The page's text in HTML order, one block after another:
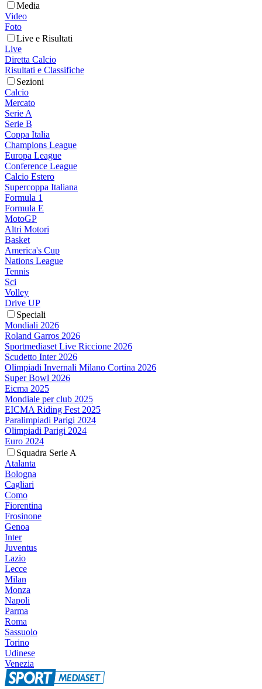
Media
Video
Foto
Live e Risultati
Live
Diretta Calcio
Risultati e Classifiche
Sezioni
Calcio
Mercato
Serie A
Serie B
Coppa Italia
Champions League
Europa League
Conference League
Calcio Estero
Supercoppa Italiana
Formula 1
Formula E
MotoGP
Altri Motori
Basket
America's Cup
Nations League
Tennis
Sci
Volley
Drive UP
Speciali
Mondiali 2026
Roland Garros 2026
Sportmediaset Live Riccione 2026
Scudetto Inter 2026
Olimpiadi Invernali Milano Cortina 2026
Super Bowl 2026
Eicma 2025
Mondiale per club 2025
EICMA Riding Fest 2025
Paralimpiadi Parigi 2024
Olimpiadi Parigi 2024
Euro 2024
Squadra Serie A
Atalanta
Bologna
Cagliari
Como
Fiorentina
Frosinone
Genoa
Inter
Juventus
Lazio
Lecce
Milan
Monza
Napoli
Parma
Roma
Sassuolo
Torino
Udinese
Venezia